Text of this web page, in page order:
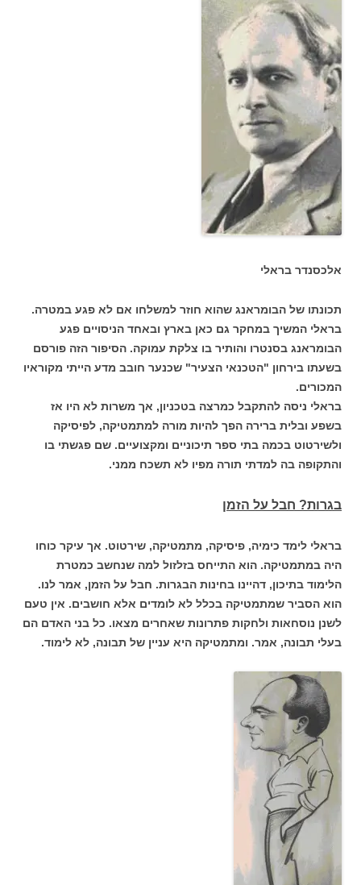
אלכסנדר בראלי
תכונתו של הבומראנג שהוא חוזר למשלחו אם לא פגע במטרה.
בראלי המשיך במחקר גם כאן בארץ ובאחד הניסויים פגע
הבומראנג בסנטרו והותיר בו צלקת עמוקה. הסיפור הזה פורסם
בשעתו בירחון "הטכנאי הצעיר" שכנער חובב מדע הייתי מקוראיו
המכורים.
בראלי ניסה להתקבל כמרצה בטכניון, אך משרות לא היו אז
בשפע ובלית ברירה הפך להיות מורה למתמטיקה, לפיסיקה
ולשירטוט בכמה בתי ספר תיכוניים ומקצועיים. שם פגשתי בו
והתקופה בה למדתי תורה מפיו לא תשכח ממני.
בגרות? חבל על הזמן
בראלי לימד כימיה, פיסיקה, מתמטיקה, שירטוט. אך עיקר כוחו
היה במתמטיקה. הוא התייחס בזלזול למה שנחשב כמטרת
הלימוד בתיכון, דהיינו בחינות הבגרות. חבל על הזמן, אמר לנו.
הוא הסביר שמתמטיקה בכלל לא לומדים אלא חושבים. אין טעם
לשנן נוסחאות ולחקות פתרונות שאחרים מצאו. כל בני האדם הם
בעלי תבונה, אמר. ומתמטיקה היא עניין של תבונה, לא לימוד.